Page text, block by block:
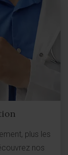
plus les
nos